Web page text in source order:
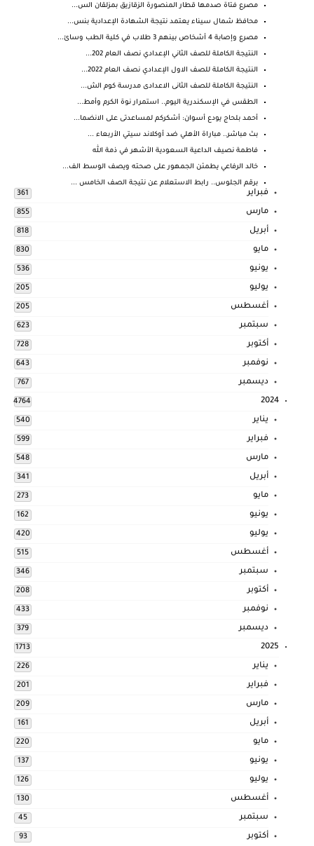
مصرع فتاة صدمها قطار المنصورة الزقازيق بمزلقان الس...
محافظ شمال سيناء يعتمد نتيجة الشهادة الإعدادية بنس...
مصرع وإصابة 4 أشخاص بينهم 3 طلاب في كلية الطب وسائ...
النتيجة الكاملة للصف الثاني الإعدادي نصف العام 202...
النتيجة الكاملة للصف الاول الإعدادي نصف العام 2022...
النتيجة الكاملة للصف الثانى الاعدادى مدرسة كوم الش...
الطقس في الإسكندرية اليوم.. استمرار نوة الكرم وأمط...
أحمد بلحاج يودع أسوان: أشكركم لمساعدتى على الانضما...
بث مباشر.. مباراة الأهلي ضد أوكلاند سيتي الأربعاء ...
فاطمة نصيف الداعية السعودية الأشهر في ذمة الله
خالد الرفاعي يطمئن الجمهور على صحته ويصف الوسط الف...
برقم الجلوس.. رابط الاستعلام عن نتيجة الصف الخامس ...
فبراير 361
مارس 855
أبريل 818
مايو 830
يونيو 536
يوليو 205
أغسطس 205
سبتمبر 623
أكتوبر 728
نوفمبر 643
ديسمبر 767
2024
4764
يناير 540
فبراير 599
مارس 548
أبريل 341
مايو 273
يونيو 162
يوليو 420
أغسطس 515
سبتمبر 346
أكتوبر 208
نوفمبر 433
ديسمبر 379
2025
1713
يناير 226
فبراير 201
مارس 209
أبريل 161
مايو 220
يونيو 137
يوليو 126
أغسطس 130
سبتمبر 45
أكتوبر 93